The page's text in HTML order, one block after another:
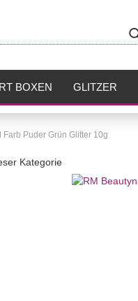
BOXEN GLITZER
Farb Puder Grün Glitter 10g
Kategorie